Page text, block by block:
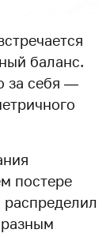
баланс.
за себя —
постере